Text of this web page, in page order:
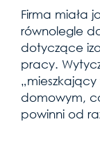
Firma miała
równolegle
dotyczące
pracy.
domowym,
powinni od